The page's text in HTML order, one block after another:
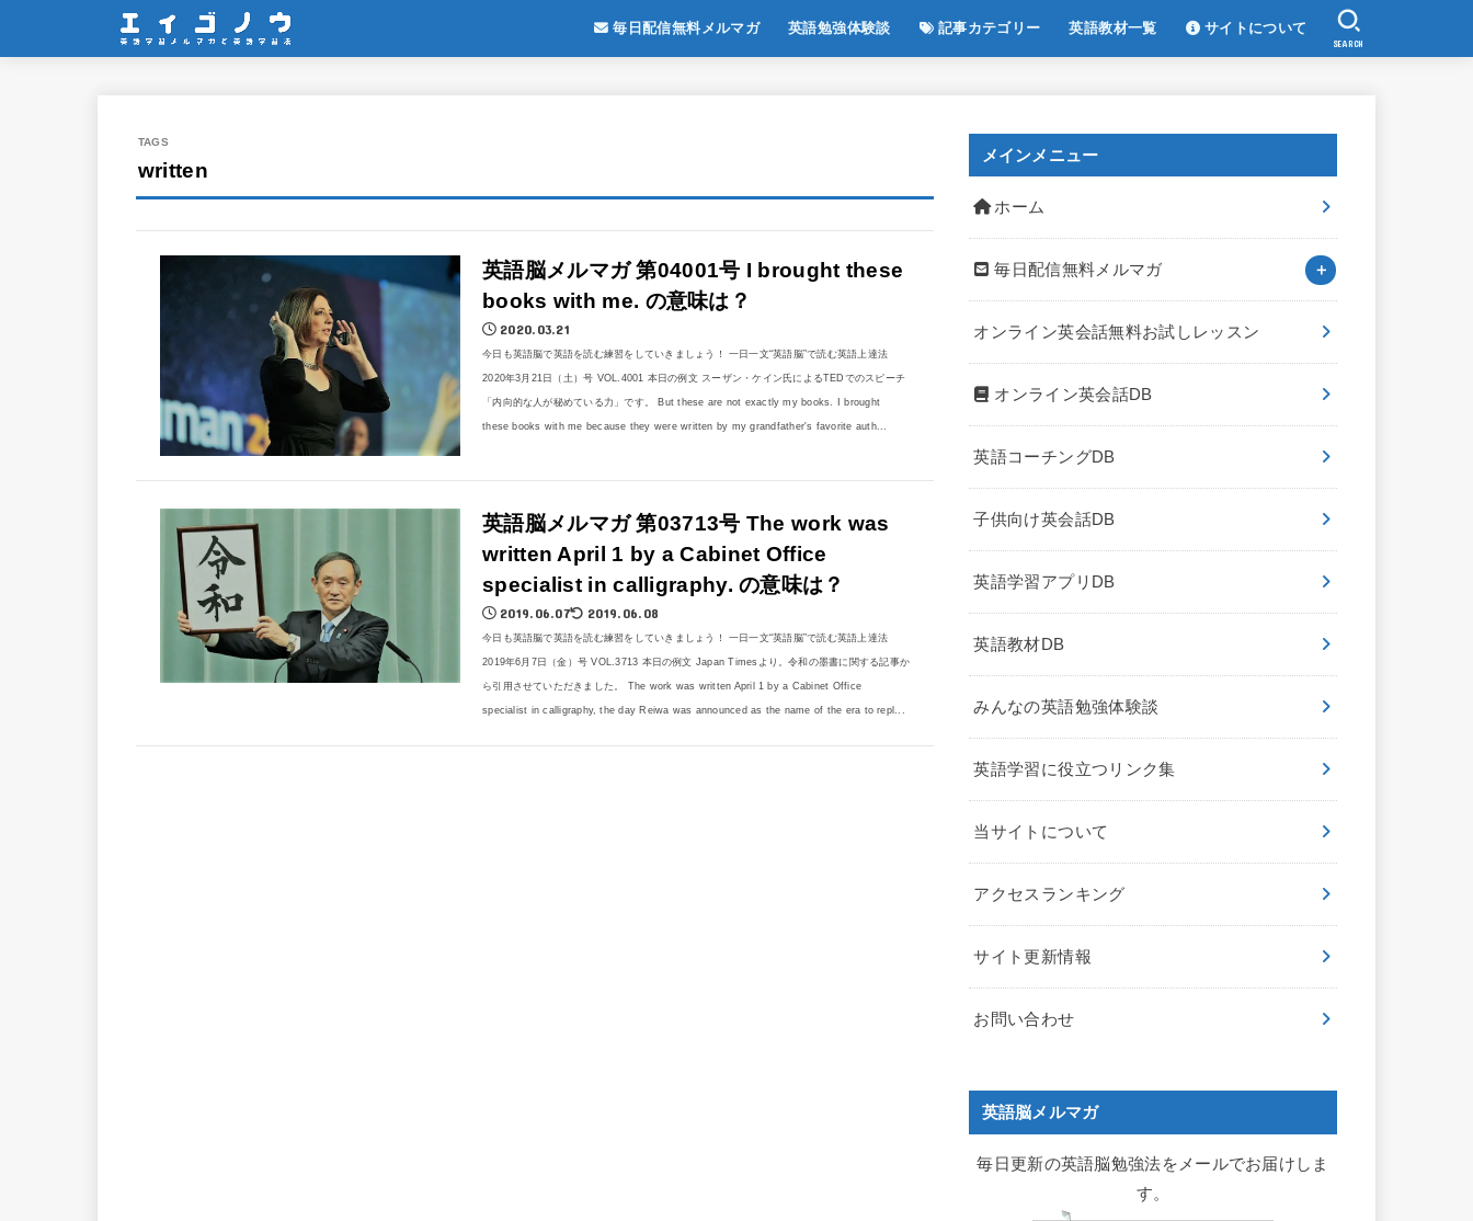
毎日配信無料メルマガ 英語勉強体験談 記事カテゴリー 英語教材一覧 サイトについて
SEARCH
written
英語脳メルマガ 第04001号 I brought these
books with me. の意味は？
2020.03.21
今日も英語脳で英語を読む練習をしていきましょう！ 一日一文“英語脳”で読む英語上達法
2020年3月21日（土）号 VOL.4001 本日の例文 スーザン・ケイン氏によるTEDでのスピーチ
「内向的な人が秘めている力」です。 But these are not exactly my books. I brought
these books with me because they were written by my grandfather's favorite auth...
英語脳メルマガ 第03713号 The work was
written April 1 by a Cabinet Office
specialist in calligraphy. の意味は？
2019.06.07 2019.06.08
今日も英語脳で英語を読む練習をしていきましょう！ 一日一文“英語脳”で読む英語上達法
2019年6月7日（金）号 VOL.3713 本日の例文 Japan Timesより。令和の墨書に関する記事か
ら引用させていただきました。 The work was written April 1 by a Cabinet Office
specialist in calligraphy, the day Reiwa was announced as the name of the era to repl...
メインメニュー
ホーム
毎日配信無料メルマガ
オンライン英会話無料お試しレッスン
オンライン英会話DB
英語コーチングDB
子供向け英会話DB
英語学習アプリDB
英語教材DB
みんなの英語勉強体験談
英語学習に役立つリンク集
当サイトについて
アクセスランキング
サイト更新情報
お問い合わせ
英語脳メルマガ
毎日更新の英語脳勉強法をメールでお届けしま
す。